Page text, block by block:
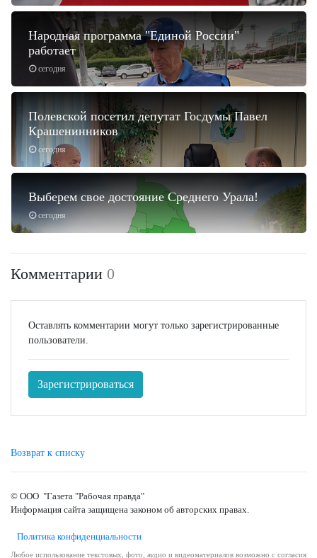
сегодня
Народная программа "Единой России"
работает
сегодня
Полевской посетил депутат Госдумы Павел
Крашенинников
сегодня
Выберем свое достояние Среднего Урала!
Комментарии 0
Оставлять комментарии могут только зарегистрированные
пользователи.
Зарегистрироваться
Возврат к списку
© ООО "Газета "Рабочая правда"
Информация сайта защищена законом об авторских правах.
Политика конфиденциальности
Любое использование текстовых, фото, аудио и видеоматериалов возможно с согласия